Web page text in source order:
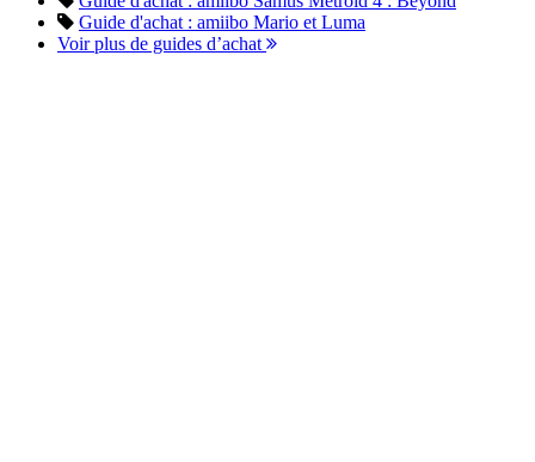
Guide d'achat : amiibo Mario et Luma
Voir plus de guides d’achat